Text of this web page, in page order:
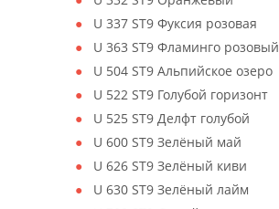
U 337 ST9 Фуксия розовая
U 363 ST9 Фламинго розовый
U 504 ST9 Альпийское озеро
U 522 ST9 Голубой горизонт
U 525 ST9 Делфт голубой
U 600 ST9 Зелёный май
U 626 ST9 Зелёный киви
U 630 ST9 Зелёный лайм